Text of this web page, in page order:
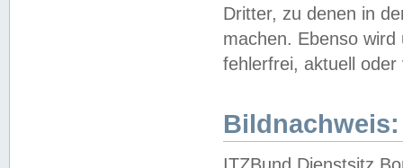
Dritter, zu denen in
machen. Ebenso
fehlerfrei, aktuell oder
Bildnachweis: